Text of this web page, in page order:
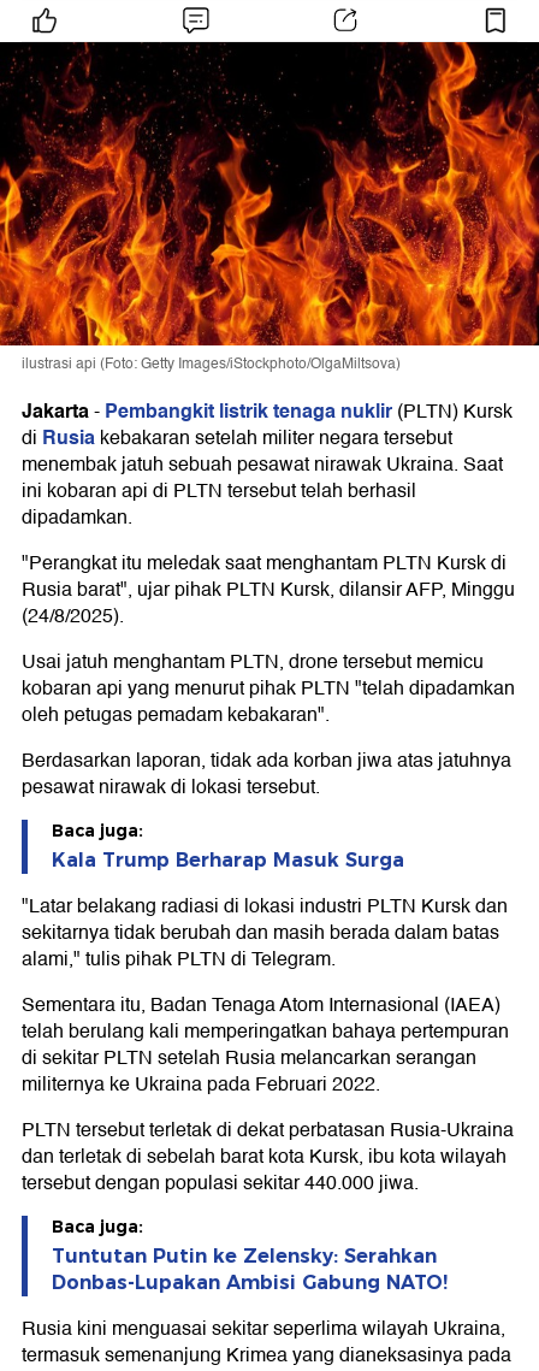
ilustrasi api (Foto: Getty Images/iStockphoto/OlgaMiltsova)
Jakarta-Pembangkit listrik tenaga nuklir(PLTN) Kursk
di Rusiakebakaran setelah militer negara tersebut
menembak jatuh sebuah pesawat nirawak Ukraina. Saat
ini kobaran api di PLTN tersebut telah berhasil
dipadamkan.
"Perangkat itu meledak saat menghantam PLTN Kursk di
Rusia barat", ujar pihak PLTN Kursk, dilansir AFP, Minggu
(24/8/2025).
Usai jatuh menghantam PLTN, drone tersebut memicu
kobaran api yang menurut pihak PLTN "telah dipadamkan
oleh petugas pemadam kebakaran".
Berdasarkan laporan, tidak ada korban jiwa atas jatuhnya
pesawat nirawak di lokasi tersebut.
Baca juga:
Kala Trump Berharap Masuk Surga
"Latar belakang radiasi di lokasi industri PLTN Kursk dan
sekitarnya tidak berubah dan masih berada dalam batas
alami," tulis pihak PLTN di Telegram.
Sementara itu, Badan Tenaga Atom Internasional (IAEA)
telah berulang kali memperingatkan bahaya pertempuran
di sekitar PLTN setelah Rusia melancarkan serangan
militernya ke Ukraina pada Februari 2022.
PLTN tersebut terletak di dekat perbatasan Rusia-Ukraina
dan terletak di sebelah barat kota Kursk, ibu kota wilayah
tersebut dengan populasi sekitar 440.000 jiwa.
Baca juga:
Tuntutan Putin ke Zelensky: Serahkan
Donbas-Lupakan Ambisi Gabung NATO!
Rusia kini menguasai sekitar seperlima wilayah Ukraina,
termasuk semenanjung Krimea yang dianeksasinya pada